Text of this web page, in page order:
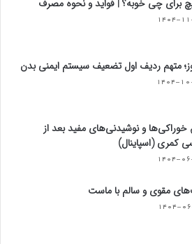
برای چی خوبه؟ | فواید و نحوه مصرف
۱۱-۰۸
متهم ردیف اول تضعیف سیستم ایمنی بدن
۱۰-۰۷
خوراکی‌ها و نوشیدنی‌های مفید بعد از
کمری (اسپاینال)
۰۶-۰۸
مقوی و سالم با ماست
۰۶-۰۴